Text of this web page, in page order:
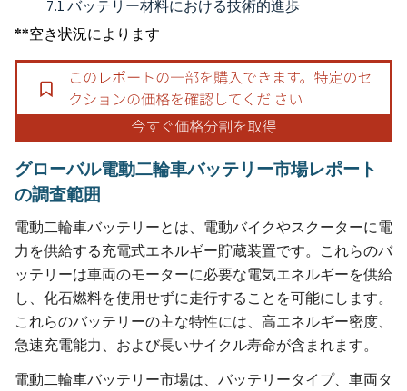
7.1 バッテリー材料における技術的進歩
**空き状況によります
グローバル電動二輪車バッテリー市場レポート
の調査範囲
電動二輪車バッテリーとは、電動バイクやスクーターに電
力を供給する充電式エネルギー貯蔵装置です。これらのバ
ッテリーは車両のモーターに必要な電気エネルギーを供給
し、化石燃料を使用せずに走行することを可能にします。
これらのバッテリーの主な特性には、高エネルギー密度、
急速充電能力、および長いサイクル寿命が含まれます。
電動二輪車バッテリー市場は、バッテリータイプ、車両タ